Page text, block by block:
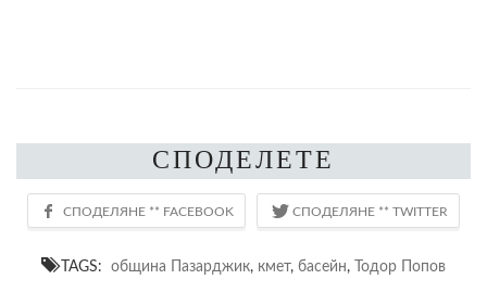
СПОДЕЛЕТЕ
TAGS: община Пазарджик, кмет, басейн, Тодор Попов